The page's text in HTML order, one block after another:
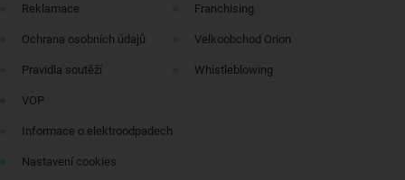
Reklamace
Ochrana osobních údajů
Pravidla soutěží
VOP
Informace o elektroodpadech
Nastavení cookies
Franchising
Velkoobchod Orion
Whistleblowing